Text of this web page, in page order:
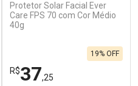
Ativar Desconto
Comprar sem Desconto
Protetor Solar Facial Ever
Care FPS 70 com Cor Médio
40g
R$37,25
19% OFF